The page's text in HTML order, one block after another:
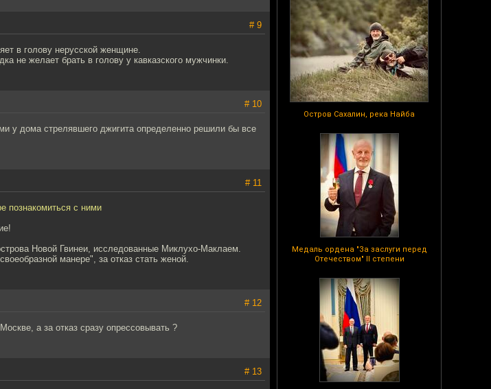
Остров Сахалин, река Найба
Медаль ордена "За заслуги перед
Отечеством" II степени
# 9
в голову нерусской женщине.
не желает брать в голову у кавказского мужчинки.
# 10
у дома стрелявшего джигита определенно решили бы все
# 11
познакомиться с ними
Новой Гвинеи, исследованные Миклухо-Маклаем.
манере", за отказ стать женой.
# 12
а за отказ сразу опрессовывать ?
# 13